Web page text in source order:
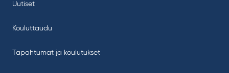
Uutiset
Kouluttaudu
Tapahtumat ja koulutukset